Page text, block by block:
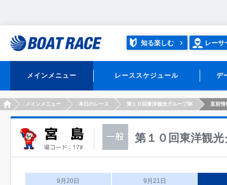
知る楽しむ レーサ
メインメニュー レーススケジュール デ
HOMEメインメニュー 本日のレース 第１０回東洋観光グループ杯 直前情
第１０回東洋観
9月20日 9月21日